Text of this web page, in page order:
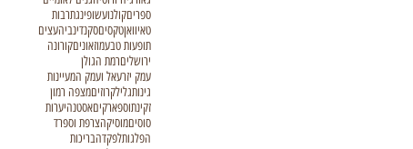
ספריםקולנועשופינגתרבות
טאיוואןטקסיםסקנדינביהעצים
תופעות טבעמוזאוניםקורונה
ירושליםרמת הגולן
עמק יזרעאל ועמק המעיינות
גינותגלילקרוזיםמצפה רמון
זקינתוספארקיםאסטנהיערות
סוסיםמוסיקהצרפת וספרד
הפלגותלפקדהבריכות